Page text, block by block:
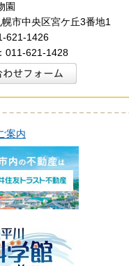
園
市中央区宮ケ丘3番地1
621-1426
011-621-1428
案内